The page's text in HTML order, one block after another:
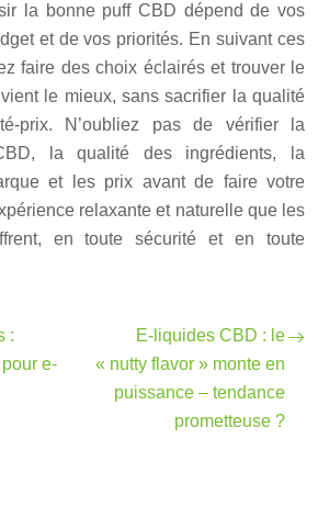
la bonne puff CBD dépend de vos
et de vos priorités. En suivant ces
faire des choix éclairés et trouver le
le mieux, sans sacrifier la qualité
prix. N’oubliez pas de vérifier la
la qualité des ingrédients, la
et les prix avant de faire votre
relaxante et naturelle que les
en toute sécurité et en toute
:
e-
E-liquides CBD : le
« nutty flavor » monte en
puissance – tendance
prometteuse ?